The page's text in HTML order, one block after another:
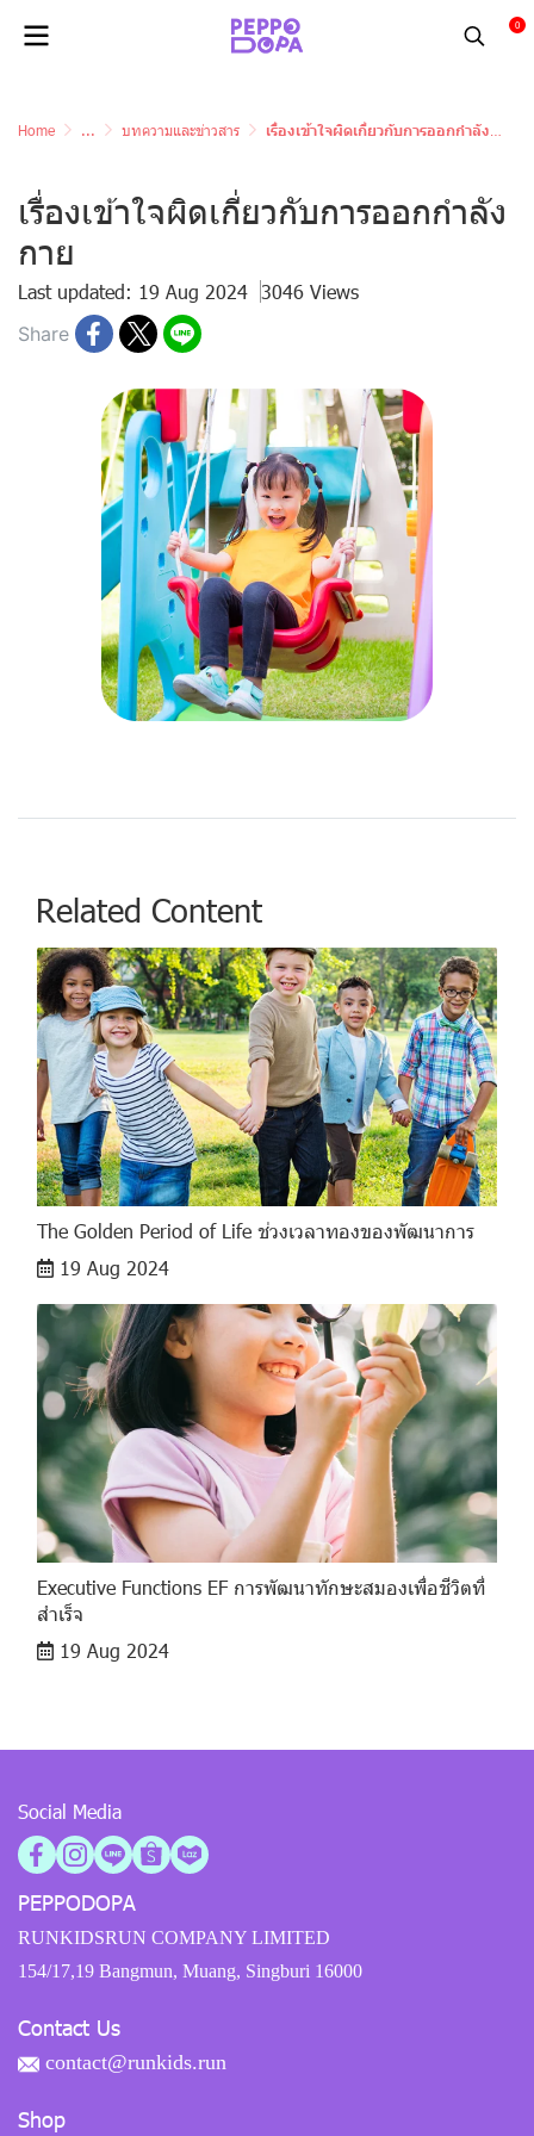
0
Home ... บทความและข่าวสาร เรื่องเข้าใจผิดเกี่ยวกับการออกกำลังกาย
เรื่องเข้าใจผิดเกี่ยวกับการออกกำลัง
กาย
Last updated: 19 Aug 2024 3046 Views
Share
Related Content
The Golden Period of Life ช่วงเวลาทองของพัฒนาการ
19 Aug 2024
Executive Functions EF การพัฒนาทักษะสมองเพื่อชีวิตที่
สำเร็จ
19 Aug 2024
Social Media
PEPPODOPA
RUNKIDSRUN COMPANY LIMITED
154/17,19 Bangmun, Muang, Singburi 16000
Contact Us
contact@runkids.run
Shop